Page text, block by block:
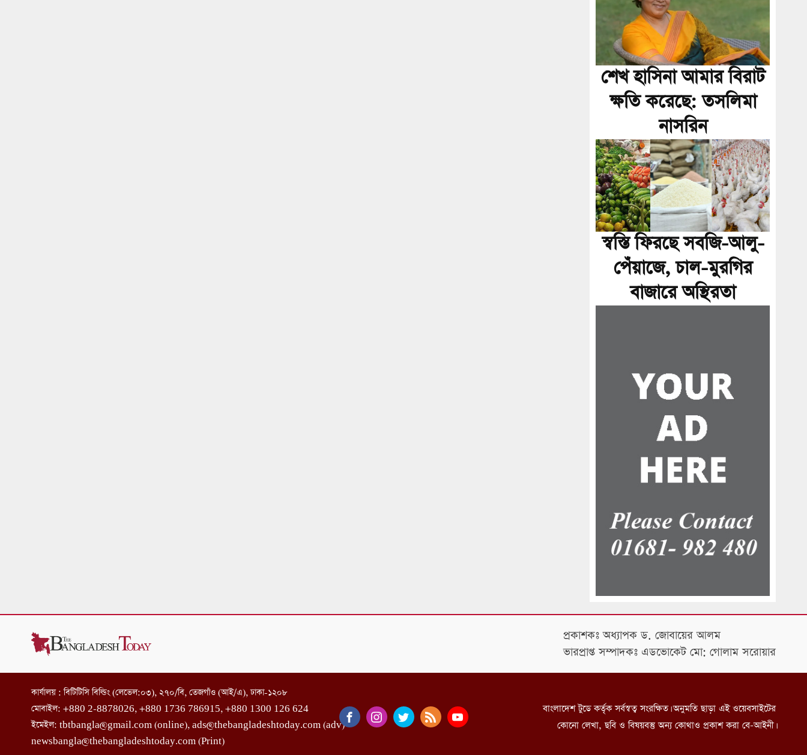
শেখ হাসিনা আমার বিরাট
ক্ষতি করেছে: তসলিমা
নাসরিন
স্বস্তি ফিরছে সবজি-আলু-
পেঁয়াজে, চাল-মুরগির
বাজারে অস্থিরতা
প্রকাশকঃ অধ্যাপক ড. জোবায়ের আলম
ভারপ্রাপ্ত সম্পাদকঃ এডভোকেট মো: গোলাম সরোয়ার
কার্যালয় : বিটিটিসি বিল্ডিং (লেভেল:০৩), ২৭০/বি, তেজগাঁও (আই/এ), ঢাকা-১২০৮
মোবাইল: +880 2-8878026, +880 1736 786915, +880 1300 126 624
ইমেইল: tbtbangla@gmail.com (online), ads@thebangladeshtoday.com (adv)
newsbangla@thebangladeshtoday.com (Print)
বাংলাদেশ টুডে কর্তৃক সর্বস্বত্ব সংরক্ষিত। অনুমতি ছাড়া এই ওয়েবসাইটের
কোনো লেখা, ছবি ও বিষয়বস্তু অন্য কোথাও প্রকাশ করা বে-আইনী।